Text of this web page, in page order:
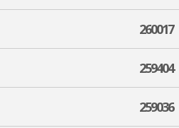
260017
259404
259036